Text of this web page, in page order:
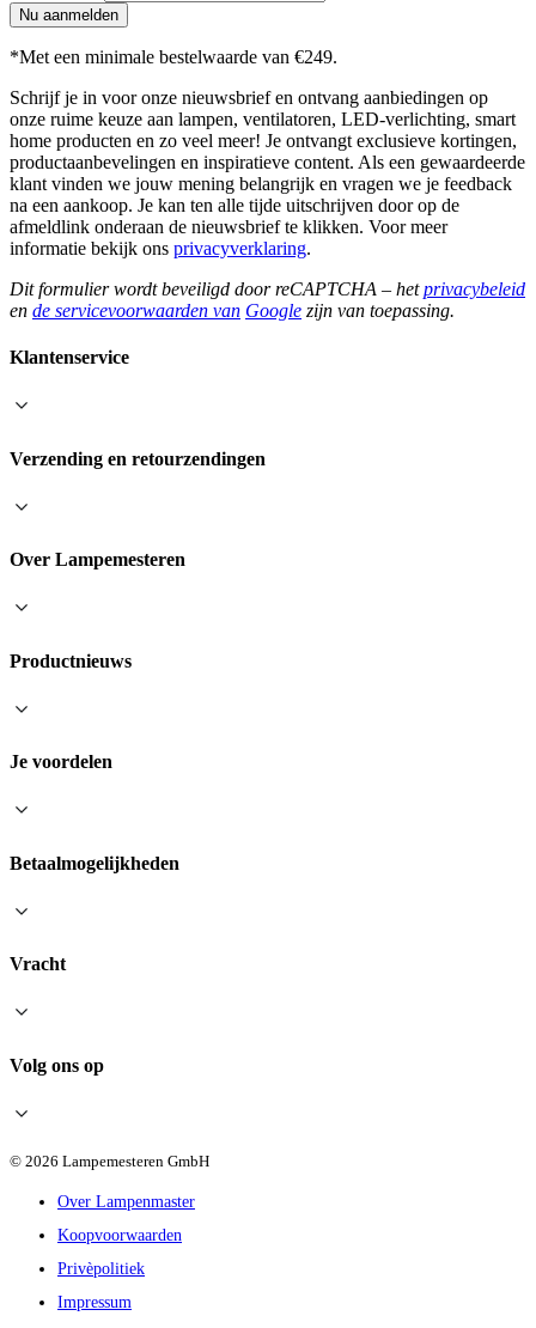
Nu aanmelden
*Met een minimale bestelwaarde van €249.
Schrijf je in voor onze nieuwsbrief en ontvang aanbiedingen op
onze ruime keuze aan lampen, ventilatoren, LED-verlichting, smart
home producten en zo veel meer! Je ontvangt exclusieve kortingen,
productaanbevelingen en inspiratieve content. Als een gewaardeerde
klant vinden we jouw mening belangrijk en vragen we je feedback
na een aankoop. Je kan ten alle tijde uitschrijven door op de
afmeldlink onderaan de nieuwsbrief te klikken. Voor meer
informatie bekijk ons privacyverklaring.
Dit formulier wordt beveiligd door reCAPTCHA – hetprivacybeleid
en de servicevoorwaarden van Google zijn van toepassing.
Klantenservice
Verzending en retourzendingen
Over Lampemesteren
Productnieuws
Je voordelen
Betaalmogelijkheden
Vracht
Volg ons op
© 2026 Lampemesteren GmbH
Over Lampenmaster
Koopvoorwaarden
Privèpolitiek
Impressum